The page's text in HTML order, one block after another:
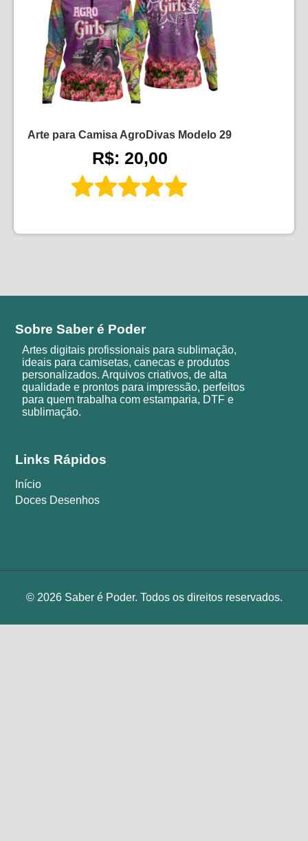
Arte para Camisa AgroDivas Modelo 29
R$: 20,00
Sobre Saber é Poder
Artes digitais profissionais para sublimação,
ideais para camisetas, canecas e produtos
personalizados. Arquivos criativos, de alta
qualidade e prontos para impressão, perfeitos
para quem trabalha com estamparia, DTF e
sublimação.
Links Rápidos
Início
Doces Desenhos
© 2026 Saber é Poder. Todos os direitos reservados.